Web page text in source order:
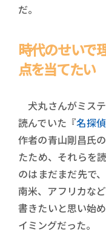
だ。
時代のせいで
点を当てたい
犬丸さんがミス
読んでいた『名探
作者の青山剛昌氏
たため、それらを
のはまだまだ先で
南米、アフリカな
書きたいと思い始
イミングだった。